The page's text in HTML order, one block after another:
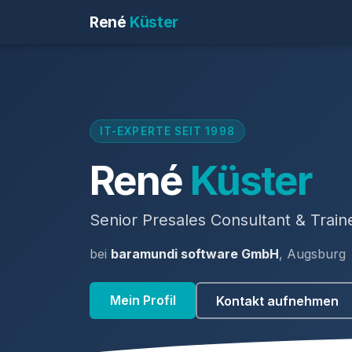
René Küster
IT-EXPERTE SEIT 1998
René Küster
Senior Presales Consultant &
bei baramundi software GmbH, Augsburg
Mein Profil Kontakt aufnehmen